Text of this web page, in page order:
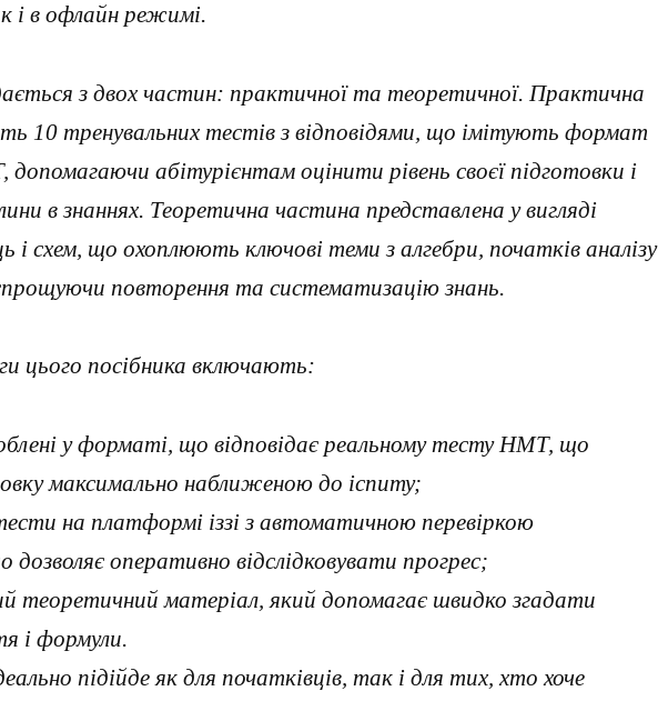
і в офлайн режимі.
з двох частин: практичної та теоретичної. Практична
10 тренувальних тестів з відповідями, що імітують формат
абітурієнтам оцінити рівень своєї підготовки і
в знаннях. Теоретична частина представлена у вигляді
і схем, що охоплюють ключові теми з алгебри, початків аналізу
повторення та систематизацію знань.
цього посібника включають:
у форматі, що відповідає реальному тесту НМТ, що
максимально наближеною до іспиту;
на платформі іззі з автоматичною перевіркою
дозволяє оперативно відслідковувати прогрес;
теоретичний матеріал, який допомагає швидко згадати
і формули.
підійде як для початківців, так і для тих, хто хоче